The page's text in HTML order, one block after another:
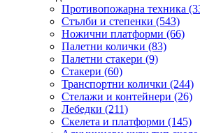
Противопожарна техника
Стълби и степенки (543)
Ножични платформи (66)
Палетни колички (83)
Палетни стакери (9)
Стакери (60)
Транспортни колички (244)
Стелажи и контейнери (26)
Лебедки (211)
Скелета и платформи (145)